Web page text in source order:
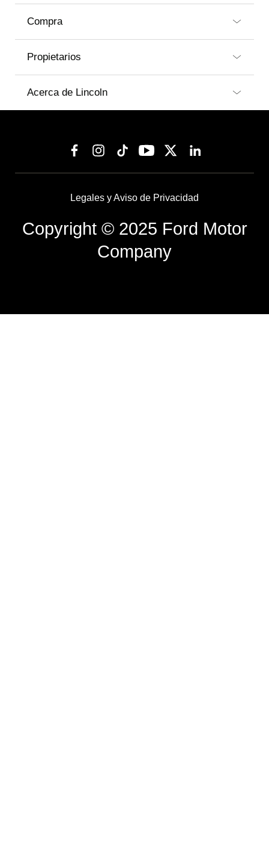
Compra
Propietarios
Acerca de Lincoln
Legales y Aviso de Privacidad
Copyright © 2025 Ford Motor
Company